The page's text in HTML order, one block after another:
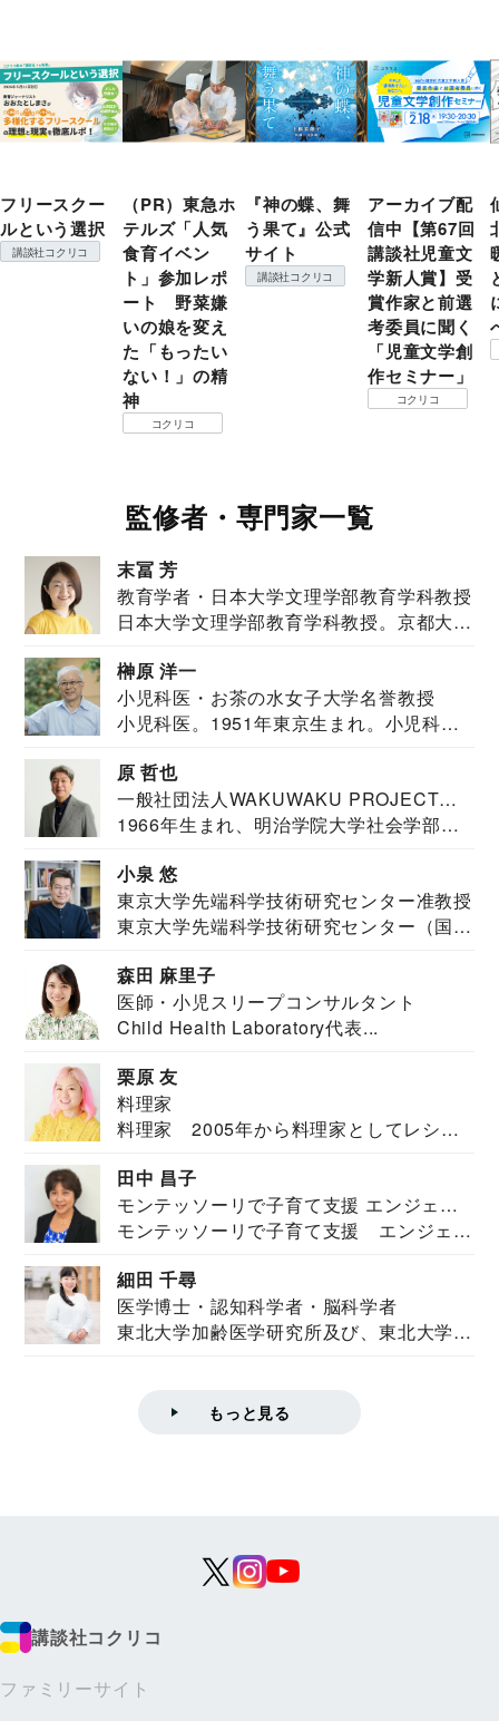
フリースクー
ルという選択
講談社コクリコ
（PR）東急ホ
テルズ「人気
食育イベン
ト」参加レポ
ート 野菜嫌
いの娘を変え
た「もったい
ない！」の精
神
コクリコ
『神の蝶、舞
う果て』公式
サイト
講談社コクリコ
アーカイブ配
信中【第67回
講談社児童文
学新人賞】受
賞作家と前選
考委員に聞く
「児童文学創
作セミナー」
コクリコ
監修者・専門家一覧
末冨 芳
教育学者・日本大学文理学部教育学科教授
日本大学文理学部教育学科教授。京都大学
榊原 洋一
小児科医・お茶の水女子大学名誉教授
小児科医。1951年東京生まれ。小児科
原 哲也
一般社団法人WAKUWAKU PROJECT
JAPAN代表・言語聴覚士・社会福祉士
1966年生まれ、明治学院大学社会学部福
小泉 悠
東京大学先端科学技術研究センター准教授
東京大学先端科学技術研究センター（国際
森田 麻里子
医師・小児スリープコンサルタント
Child Health Laboratory代表...
栗原 友
料理家
料理家 2005年から料理家としてレシピ
田中 昌子
モンテッソーリで子育て支援 エンジェル
ズハウス研究所所長
モンテッソーリで子育て支援 エンジェル
細田 千尋
医学博士・認知科学者・脳科学者
東北大学加齢医学研究所及び、東北大学大
もっと見る
講談社コクリコ
ファミリーサイト